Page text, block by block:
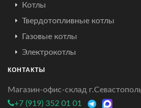
Котлы
Твердотопливные котлы
Газовые котлы
Электрокотлы
КОНТАКТЫ
Магазин-офис-склад
+7 (919) 352 01 01